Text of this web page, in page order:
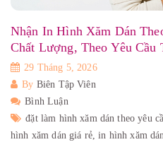
Nhận In Hình Xăm Dán
Chất Lượng, Theo Yêu
29 Tháng 5, 2026
By Biên Tập Viên
Bình Luận
đặt làm hình xăm dán theo yêu
hình xăm dán giá rẻ,in hình xăm